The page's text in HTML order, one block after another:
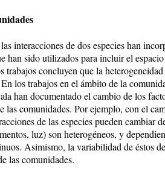
interacciones de dos especies han
han sido utilizados para incluir el
trabajos concluyen que la
los trabajos en el ámbito de la
han documentado el cambio de los
las comunidades. Por ejemplo, con el
de las especies pueden cambiar
luz) son heterogéneos, y
Asimismo, la variabilidad de éstos
las comunidades.